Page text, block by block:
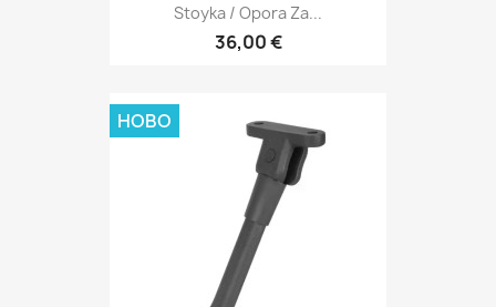
Stoyka / Opora Za...
36,00 €
НОВО